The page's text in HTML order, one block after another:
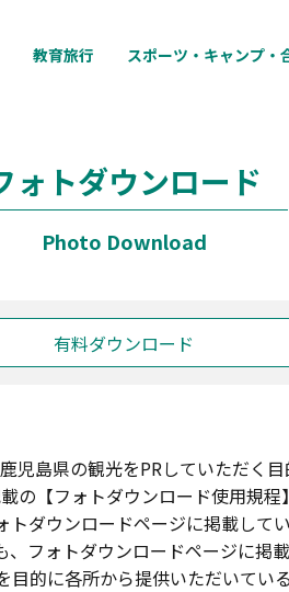
教育旅行
スポーツ・キャンプ・
ォトダウンロード
Photo Download
有料ダウンロード
児島県の観光をPRしていただく目
の【フォトダウンロード使用規程
ダウンロードページに掲載して
フォトダウンロードページに掲
的に各所から提供いただいてい